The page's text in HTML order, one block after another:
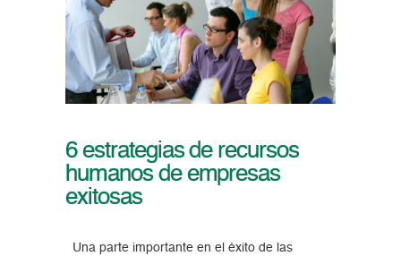
6 estrategias de recursos
humanos de empresas
exitosas
Una parte importante en el éxito de las